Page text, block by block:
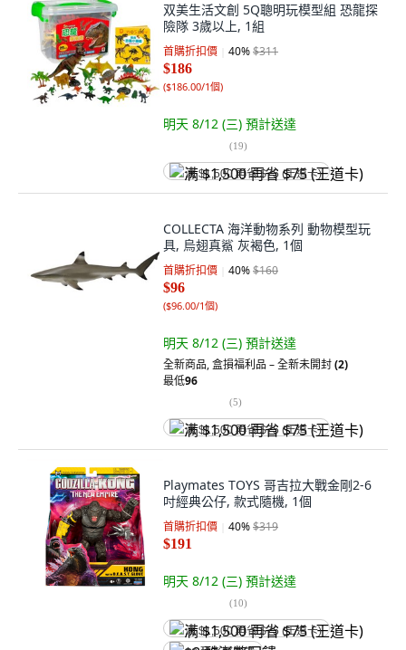
双美生活文創 5Q聰明玩模型組 恐龍探
險隊 3歲以上, 1組
首購折扣價 40%$311
$186
($186.00/1個)
明天 8/12 (三) 預計送達
(19)
满 $1,500 再省 $75 (王道卡)
COLLECTA 海洋動物系列 動物模型玩
具, 烏翅真鯊 灰褐色, 1個
首購折扣價 40%$160
$96
($96.00/1個)
明天 8/12 (三) 預計送達
全新商品,盒損福利品 – 全新未開封(2)
最低96
(5)
满 $1,500 再省 $75 (王道卡)
Playmates TOYS 哥吉拉大戰金剛2-6
吋經典公仔, 款式隨機, 1個
首購折扣價 40%$319
$191
明天 8/12 (三) 預計送達
(10)
满 $1,500 再省 $75 (王道卡)